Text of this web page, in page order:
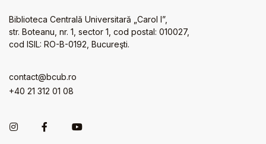
Biblioteca Centrală Universitară „Carol I”,
str. Boteanu, nr. 1, sector 1, cod postal: 010027,
cod ISIL: RO-B-0192, Bucureşti.
contact@bcub.ro
+40 21 312 01 08